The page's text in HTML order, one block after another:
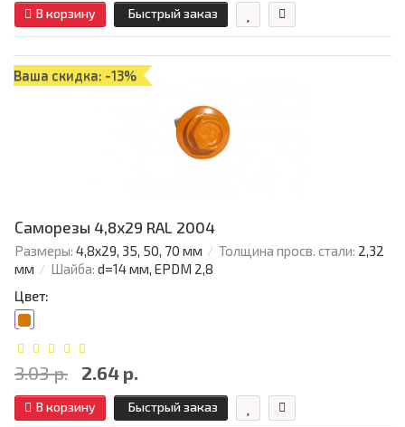
В корзину Быстрый заказ
Ваша скидка: -13%
Саморезы 4,8х29 RAL 2004
Размеры: 4,8х29, 35, 50, 70 мм Толщина просв. стали: 2,32
мм
Шайба: d=14 мм, EPDM 2,8
Цвет:
3.03 р. 2.64 р.
В корзину Быстрый заказ